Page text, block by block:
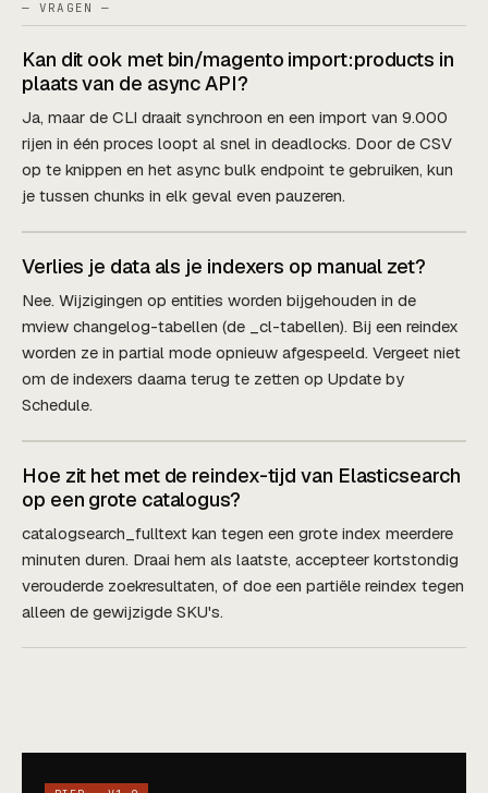
— VRAGEN —
Kan dit ook met bin/magento import:products in
plaats van de async API?
Ja, maar de CLI draait synchroon en een import van 9.000
rijen in één proces loopt al snel in deadlocks. Door de CSV
op te knippen en het async bulk endpoint te gebruiken, kun
je tussen chunks in elk geval even pauzeren.
Verlies je data als je indexers op manual zet?
Nee. Wijzigingen op entities worden bijgehouden in de
mview changelog-tabellen (de _cl-tabellen). Bij een reindex
worden ze in partial mode opnieuw afgespeeld. Vergeet niet
om de indexers daarna terug te zetten op Update by
Schedule.
Hoe zit het met de reindex-tijd van Elasticsearch
op een grote catalogus?
catalogsearch_fulltext kan tegen een grote index meerdere
minuten duren. Draai hem als laatste, accepteer kortstondig
verouderde zoekresultaten, of doe een partiële reindex tegen
alleen de gewijzigde SKU's.